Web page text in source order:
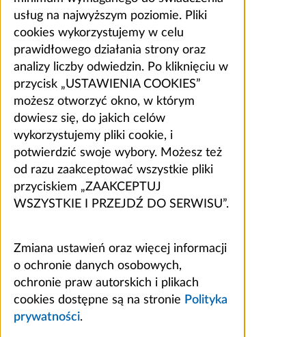
usług na najwyższym poziomie. Pliki
cookies wykorzystujemy w celu
prawidłowego działania strony oraz
analizy liczby odwiedzin. Po kliknięciu w
przycisk „USTAWIENIA COOKIES”
możesz otworzyć okno, w którym
dowiesz się, do jakich celów
wykorzystujemy pliki cookie, i
potwierdzić swoje wybory. Możesz też
od razu zaakceptować wszystkie pliki
przyciskiem „ZAAKCEPTUJ
WSZYSTKIE I PRZEJDŹ DO SERWISU”.
Zmiana ustawień oraz więcej informacji
o ochronie danych osobowych,
ochronie praw autorskich i plikach
cookies dostępne są na stronie Polityka
prywatności.